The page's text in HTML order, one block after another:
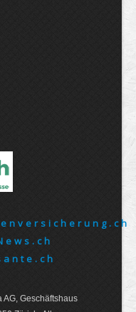
Geschäftshaus